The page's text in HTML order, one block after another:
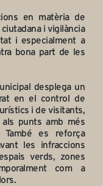
en matèria de
i vigilància
i especialment a
bona part de les
desplega un
en el control de
i de visitants,
punts amb més
es reforça
les infraccions
verds, zones
com a